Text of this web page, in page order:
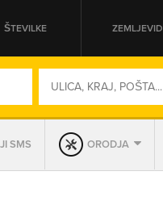
ŠTEVILKE ZEMLJEVID
SMS ORODJA